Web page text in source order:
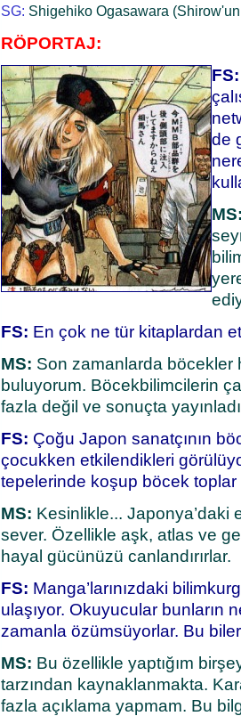
SG: Shigehiko Ogasawara
RÖPORTAJ:
FS:
de
FS: En çok ne tür kitaplardan
MS: Son zamanlarda böcekler
buluyorum. Böcekbilimcilerin
fazla değil ve sonuçta
FS: Çoğu Japon sanatçının
çocukken etkilendikleri
tepelerinde koşup böcek toplar
MS: Kesinlikle... Japonya’daki
sever. Özellikle aşk, atlas ve
hayal gücünüzü canlandırırlar.
FS: Manga’larınızdaki
ulaşıyor. Okuyucular bunların
zamanla özümsüyorlar. Bu
MS: Bu özellikle yaptığım
tarzından kaynaklanmakta.
fazla açıklama yapmam. Bu